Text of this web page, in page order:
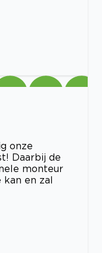
onze
Daarbij de
monteur
en zal